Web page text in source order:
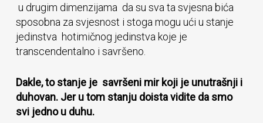
u drugim dimenzijama da su sva ta svjesna bića
sposobna za svjesnost i stoga mogu ući u stanje
jedinstva hotimičnog jedinstva koje je
transcendentalno i savršeno.
Dakle, to stanje je savršeni mir koji je unutrašnji i
duhovan. Jer u tom stanju doista vidite da smo
svi jedno u duhu.